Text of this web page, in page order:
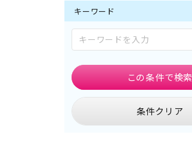
キーワード
条件クリア
この条件で検索